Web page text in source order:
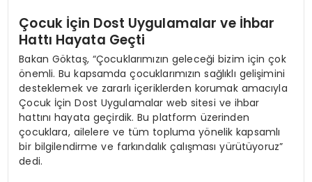
Çocuk İçin Dost Uygulamalar ve İhbar
Hattı Hayata Geçti
Bakan Göktaş, “Çocuklarımızın geleceği bizim için çok
önemli. Bu kapsamda çocuklarımızın sağlıklı gelişimini
desteklemek ve zararlı içeriklerden korumak amacıyla
Çocuk İçin Dost Uygulamalar web sitesi ve ihbar
hattını hayata geçirdik. Bu platform üzerinden
çocuklara, ailelere ve tüm topluma yönelik kapsamlı
bir bilgilendirme ve farkındalık çalışması yürütüyoruz”
dedi.